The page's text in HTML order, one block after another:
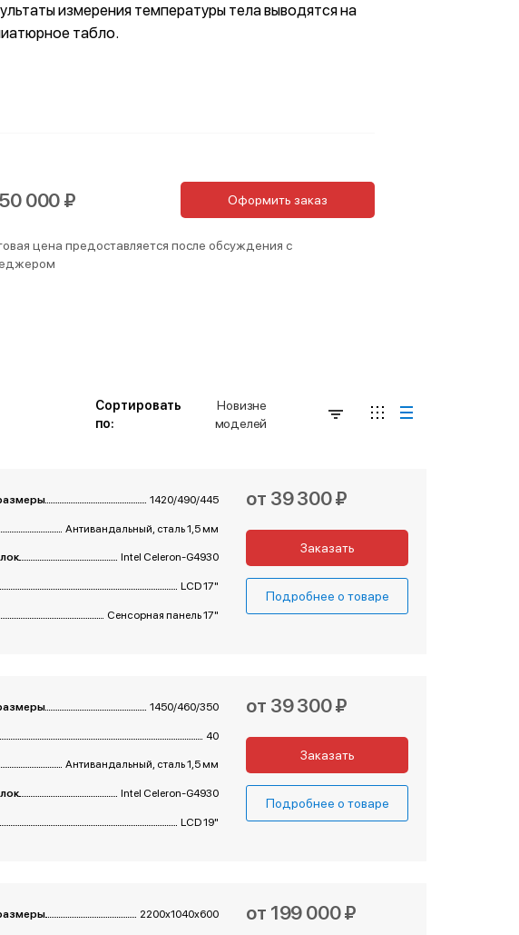
измерения температуры тела выводятся на
табло.
000 ₽ Оформить заказ
цена предоставляется после обсуждения с
Сортировать
по:
Новизне
моделей
1420/490/445
Антивандальный, сталь 1,5 мм
Intel Celeron-G4930
LCD 17"
Сенсорная панель 17"
от 39 300 ₽
Заказать
Подробнее о товаре
1450/460/350
40
Антивандальный, сталь 1,5 мм
Intel Celeron-G4930
LCD 19"
от 39 300 ₽
Заказать
Подробнее о товаре
2200х1040х600 от 199 000 ₽